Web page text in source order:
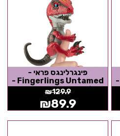
Fingerlings Untamed -
פינגרלינגס פראי -
Fingerlings Untamed -
סלאש הדינוזאור - אדום -
אצבענים
₪129.9
₪89.9